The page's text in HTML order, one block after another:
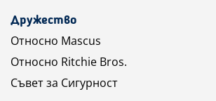
Дружество
Относно Mascus
Относно Ritchie Bros.
Съвет за Сигурност